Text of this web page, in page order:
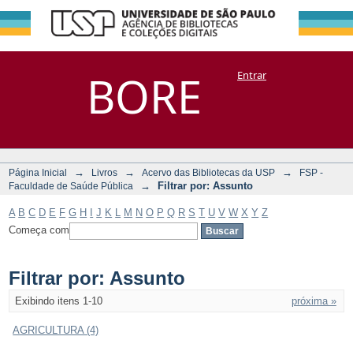
BORE
Filtrar por:
Assunto
DSpace/Manakin + CoriscoEntrar
Página Inicial → Livros → Acervo das Bibliotecas da USP →
FSP -
Faculdade de Saúde Pública
→ Filtrar por: Assunto
A B C D E F G H J K M N O P Q R S T U V W X Y Z
Começa com
Filtrar por: Assunto
Exibindo itens 1-10 próxima »
AGRICULTURA (4)